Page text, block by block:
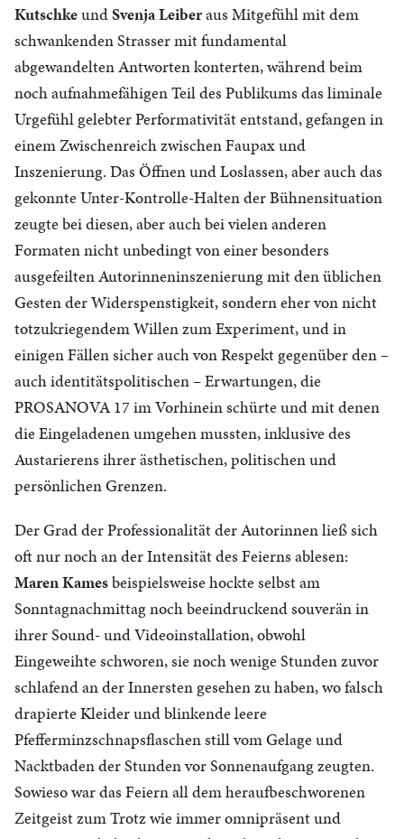
KutschkeundSvenja Leiberaus Mitgefühl mit dem
schwankenden Strasser mit fundamental
abgewandelten Antworten konterten, während beim
noch aufnahmefähigen Teil des Publikums das liminale
Urgefühl gelebter Performativität entstand, gefangen in
einem Zwischenreich zwischen Faupax und
Inszenierung. Das Öffnen und Loslassen, aber auch das
gekonnte Unter-Kontrolle-Halten der Bühnensituation
zeugte bei diesen, aber auch bei vielen anderen
Formaten nicht unbedingt von einer besonders
ausgefeilten Autorinneninszenierung mit den üblichen
Gesten der Widerspenstigkeit, sondern eher von nicht
totzukriegendem Willen zum Experiment, und in
einigen Fällen sicher auch von Respekt gegenüber den –
auch identitätspolitischen – Erwartungen, die
PROSANOVA 17 im Vorhinein schürte und mit denen
die Eingeladenen umgehen mussten, inklusive des
Austarierens ihrer ästhetischen, politischen und
persönlichen Grenzen.
Der Grad der Professionalität der Autorinnen ließ sich
oft nur noch an der Intensität des Feierns ablesen:
Maren Kamesbeispielsweise hockte selbst am
Sonntagnachmittag noch beeindruckend souverän in
ihrer Sound- und Videoinstallation, obwohl
Eingeweihte schworen, sie noch wenige Stunden zuvor
schlafend an der Innersten gesehen zu haben, wo falsch
drapierte Kleider und blinkende leere
Pfefferminzschnapsflaschen still vom Gelage und
Nacktbaden der Stunden vor Sonnenaufgang zeugten.
Sowieso war das Feiern all dem heraufbeschworenen
Zeitgeist zum Trotz wie immer omnipräsent und